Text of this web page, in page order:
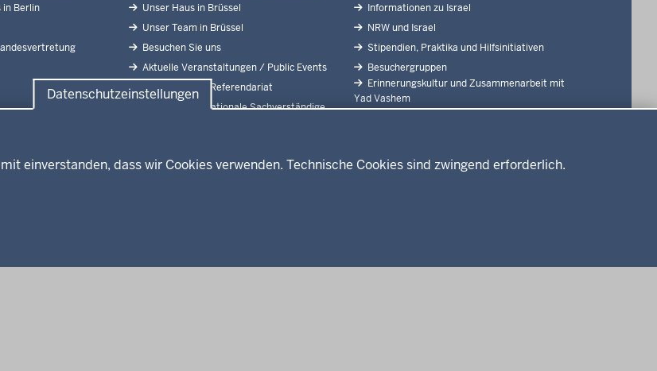
Datenschutzeinstellungen
einverstanden, dass wir Cookies verwenden. Technische Cookies sind zwingend erforderlich.
in Berlin
Unser Haus in Brüssel
Unser Team in Brüssel
Besuchen Sie uns
Aktuelle Veranstaltungen / Public Events
Praktikum und Referendariat
Abgeordnete Nationale Sachverständige
Informationen zu Israel
NRW und Israel
Stipendien, Praktika und Hilfsinitiativen
Besuchergruppen
Erinnerungskultur und Zusammenarbeit mit
Yad Vashem
Partner